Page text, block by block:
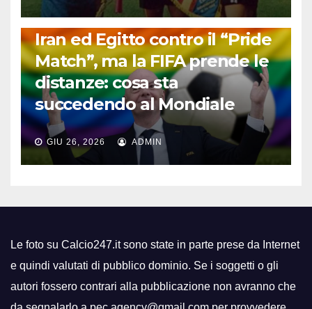
FUORI DAL CAMPO: CALCIO, GOSSIP E NON SOLO
Iran ed Egitto contro il “Pride
Match”, ma la FIFA prende le
distanze: cosa sta
succedendo al Mondiale
GIU 26, 2026 ADMIN
Le foto su Calcio247.it sono state in parte prese da Internet
e quindi valutati di pubblico dominio. Se i soggetti o gli
autori fossero contrari alla pubblicazione non avranno che